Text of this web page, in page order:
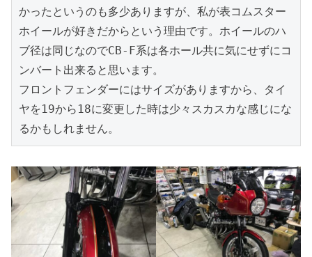
かったというのも多少ありますが、私が表コムスター
ホイールが好きだからという理由です。ホイールのハ
ブ径は同じなのでCB-F系は各ホール共に気にせずにコ
ンバート出来ると思います。
フロントフェンダーにはサイズがありますから、タイ
ヤを19から18に変更した時は少々スカスカな感じにな
るかもしれません。